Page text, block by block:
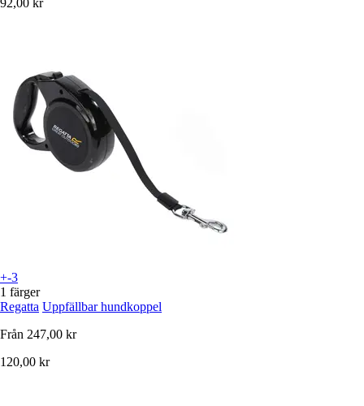
92,00 kr
+-3
1 färger
Regatta Uppfällbar hundkoppel
Från 247,00 kr
120,00 kr